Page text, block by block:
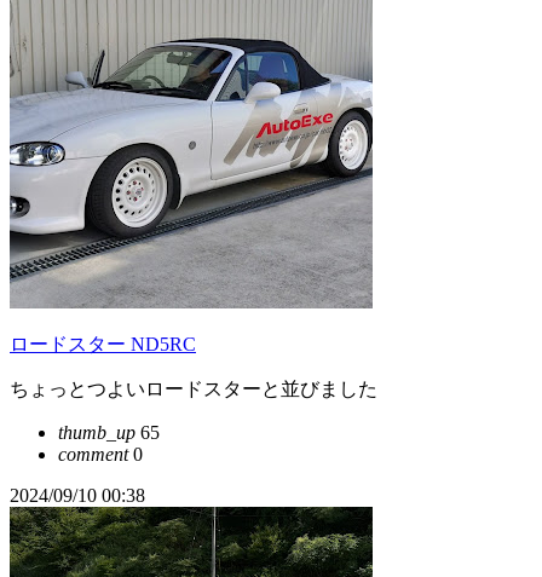
ロードスター ND5RC
ちょっとつよいロードスターと並びました
thumb_up 65
comment0
2024/09/10 00:38